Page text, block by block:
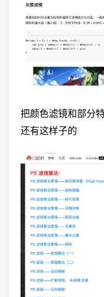
把颜色滤镜和部分
还有这样子的